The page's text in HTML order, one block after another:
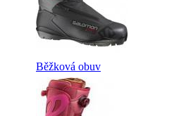
Běžková obuv